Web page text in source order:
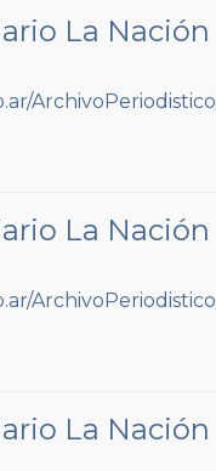
La Nación
La Nación
La Nación